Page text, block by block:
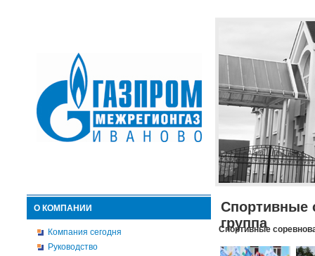
О КОМПАНИИ
Компания сегодня
Руководство
Спортивные
группа
Спортивные